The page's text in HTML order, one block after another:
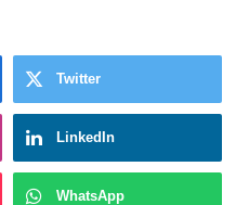
Twitter
LinkedIn
WhatsApp